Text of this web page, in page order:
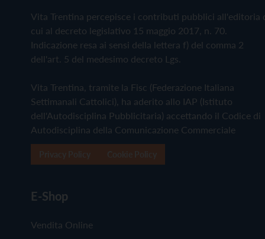
Vita Trentina percepisce i contributi pubblici all'editoria
cui al decreto legislativo 15 maggio 2017, n. 70.
Indicazione resa ai sensi della lettera f) del comma 2
dell'art. 5 del medesimo decreto Lgs.
Vita Trentina, tramite la Fisc (Federazione Italiana
Settimanali Cattolici), ha aderito allo IAP (Istituto
dell'Autodisciplina Pubblicitaria) accettando il Codice di
Autodisciplina della Comunicazione Commerciale
E-Shop
Vendita Online